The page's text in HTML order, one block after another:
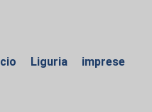
Liguria
imprese